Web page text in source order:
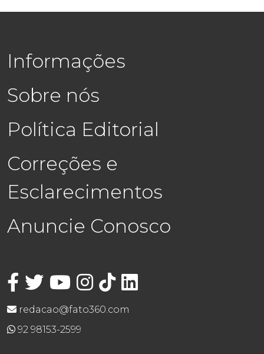
Informações
Sobre nós
Política Editorial
Correções e
Esclarecimentos
Anuncie Conosco
redacao@fato360.com
92 98153-2599